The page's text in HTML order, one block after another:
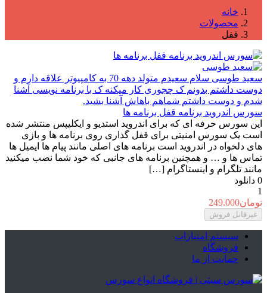
خانه
محصولات
قفل
سعید طوسی
سلام سعیدم متولد دهه 70 به کامپیوتر علاقه دارم و
دوست داشتم بدونم ک چجوری کار میکنه ک با برنامه نویسی آشنا
شدم و دوست داشتم شماهم باهاش آشنا بشید.
سورس اندروید برنامه قفل برنامه ها
این سورس حرفه ای که برای اندروید استدیو و ایکلیپس منتشر شده
است یک سورس امنیتی برای قفل گذاری روی برنامه ها و بازی
های دلخواه در اندروید است برنامه های اصلی مانند پیام ها ایمیل ها
تماس ها و … و همچنین برنامه های جانبی که خود شما نصب میکنید
مانند تلگرام و اینستاگرام […]
0 دانلود
1
تومان249.000
غیرقابل فروش
سیستم امتیازات
فروشگاه
حمایت از ما